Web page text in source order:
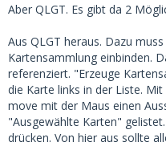
Aber QLGT. Es gibt da 2
Aus QLGT heraus. Dazu
Kartensammlung einbinden.
referenziert. "Erzeuge
die Karte links in der Liste.
move mit der Maus einen
"Ausgewählte Karten"
drücken. Von hier aus sollte